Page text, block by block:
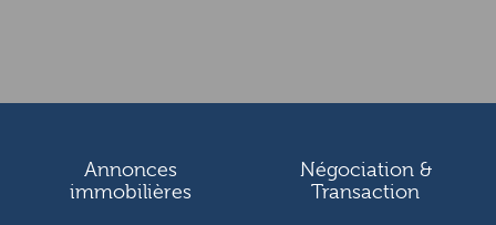
Annonces
immobilières
Négociation &
Transaction